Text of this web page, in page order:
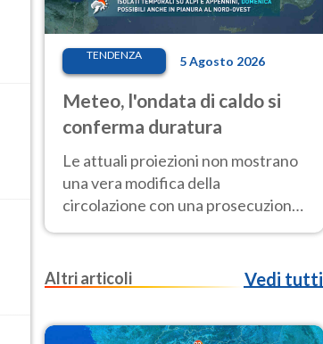
TENDENZA 5 Agosto 2026
Meteo, l'ondata di caldo si
conferma duratura
Le attuali proiezioni non mostrano
una vera modifica della
circolazione con una prosecuzione
del caldo fuori scala per molti
Ferragosto
Altri articoli Vedi tutti